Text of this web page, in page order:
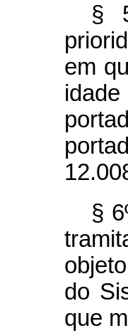
§
em
§
do
que